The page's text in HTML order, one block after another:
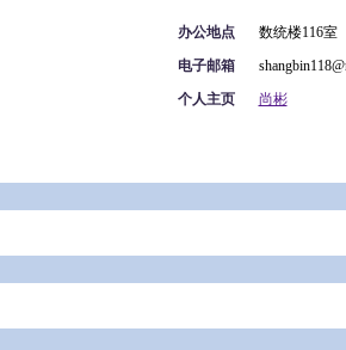
办公地点
数统楼116室
电子邮箱
个人主页 尚彬